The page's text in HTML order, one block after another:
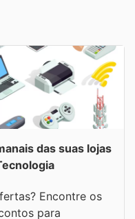
das suas lojas
Encontre os
para